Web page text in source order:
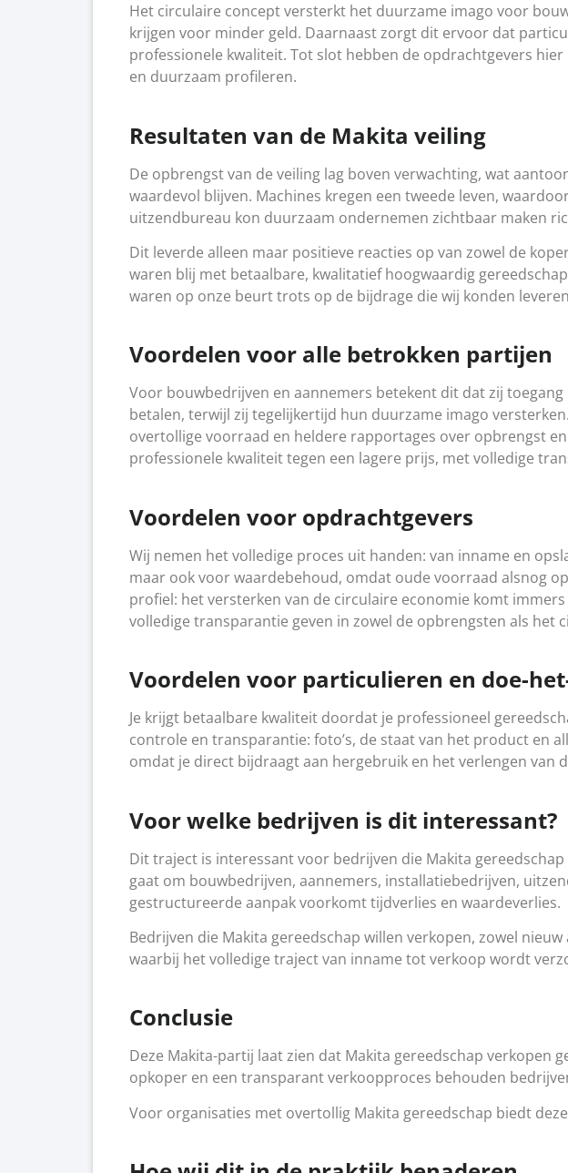
Het circulaire concept versterkt het duurzame imago voor
krijgen voor minder geld. Daarnaast zorgt dit ervoor dat
professionele kwaliteit. Tot slot hebben de opdrachtgevers
en duurzaam profileren.
Resultaten van de Makita veiling
De opbrengst van de veiling lag boven verwachting, wat
waardevol blijven. Machines kregen een tweede leven,
uitzendbureau kon duurzaam ondernemen zichtbaar maken
Dit leverde alleen maar positieve reacties op van zowel de
waren blij met betaalbare, kwalitatief hoogwaardig
waren op onze beurt trots op de bijdrage die wij konden
Voordelen voor alle betrokken partijen
Voor bouwbedrijven en aannemers betekent dit dat zij
betalen, terwijl zij tegelijkertijd hun duurzame imago
overtollige voorraad en heldere rapportages over opbrengst
professionele kwaliteit tegen een lagere prijs, met volledige
Voordelen voor opdrachtgevers
Wij nemen het volledige proces uit handen: van inname en
maar ook voor waardebehoud, omdat oude voorraad alsnog
profiel: het versterken van de circulaire economie komt
volledige transparantie geven in zowel de opbrengsten als het
Voordelen voor particulieren en doe-
Je krijgt betaalbare kwaliteit doordat je professioneel
controle en transparantie: foto’s, de staat van het product en
omdat je direct bijdraagt aan hergebruik en het verlengen van
Voor welke bedrijven is dit interessant?
Dit traject is interessant voor bedrijven die Makita
gaat om bouwbedrijven, aannemers, installatiebedrijven,
gestructureerde aanpak voorkomt tijdverlies en waardeverlies.
Bedrijven die Makita gereedschap willen verkopen, zowel
waarbij het volledige traject van inname tot verkoop wordt
Conclusie
Deze Makita-partij laat zien dat Makita gereedschap verkopen
opkoper en een transparant verkoopproces behouden
Voor organisaties met overtollig Makita gereedschap biedt